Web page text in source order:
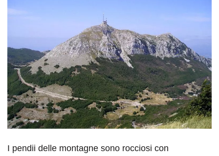
I pendii delle montagne sono rocciosi con